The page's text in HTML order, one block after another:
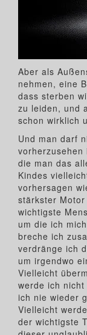
Aber als
nehmen, eine
dass sterben
zu leiden, und
schon wirklich
Und man darf
die man das
Kindes
vorhersagen
stärkster
wichtigste
um die ich
breche ich
verdränge ich
um irgendwo
Vielleicht
werde ich
ich nie wieder
Vielleicht
der wichtigste